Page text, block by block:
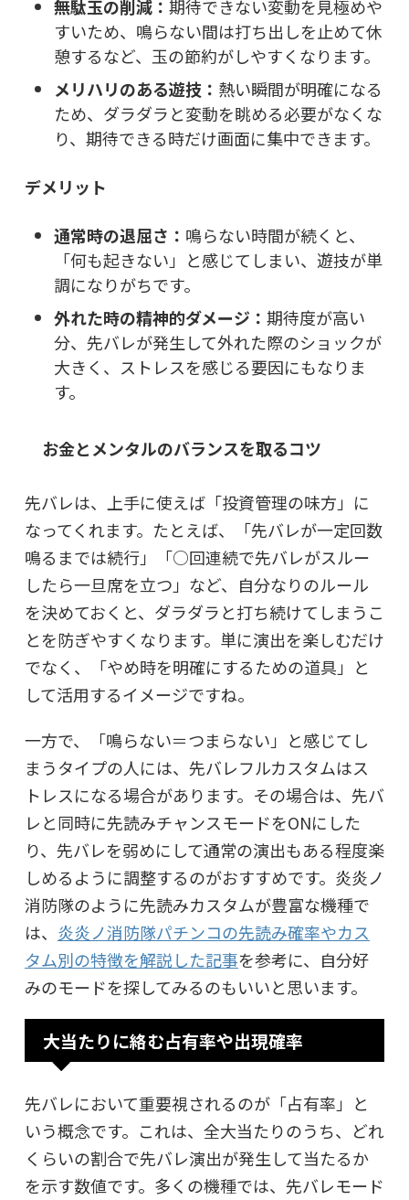
無駄玉の削減： 期待できない変動を見極めや
すいため、鳴らない間は打ち出しを止めて休
憩するなど、玉の節約がしやすくなります。
メリハリのある遊技： 熱い瞬間が明確になる
ため、ダラダラと変動を眺める必要がなくな
り、期待できる時だけ画面に集中できます。
デメリット
通常時の退屈さ： 鳴らない時間が続くと、
「何も起きない」と感じてしまい、遊技が単
調になりがちです。
外れた時の精神的ダメージ： 期待度が高い
分、先バレが発生して外れた際のショックが
大きく、ストレスを感じる要因にもなりま
す。
お金とメンタルのバランスを取るコツ
先バレは、上手に使えば「投資管理の味方」に
なってくれます。たとえば、「先バレが一定回数
鳴るまでは続行」「○回連続で先バレがスルー
したら一旦席を立つ」など、自分なりのルール
を決めておくと、ダラダラと打ち続けてしまうこ
とを防ぎやすくなります。単に演出を楽しむだけ
でなく、「やめ時を明確にするための道具」と
して活用するイメージですね。
一方で、「鳴らない＝つまらない」と感じてし
まうタイプの人には、先バレフルカスタムはス
トレスになる場合があります。その場合は、先バ
レと同時に先読みチャンスモードをONにした
り、先バレを弱めにして通常の演出もある程度楽
しめるように調整するのがおすすめです。炎炎ノ
消防隊のように先読みカスタムが豊富な機種で
は、 炎炎ノ消防隊パチンコの先読み確率やカス
タム別の特徴を解説した記事を参考に、自分好
みのモードを探してみるのもいいと思います。
大当たりに絡む占有率や出現確率
先バレにおいて重要視されるのが「占有率」と
いう概念です。これは、全大当たりのうち、どれ
くらいの割合で先バレ演出が発生して当たるか
を示す数値です。多くの機種では、先バレモード